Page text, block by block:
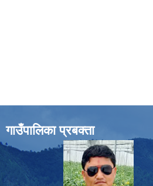
गाउँपालिका प्रबक्ता